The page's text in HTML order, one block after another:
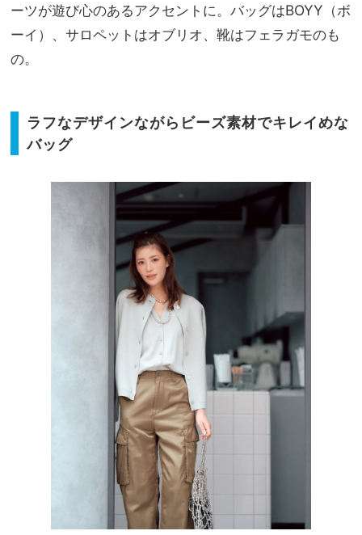
ーツが遊び心のあるアクセントに。バッグはBOYY（ボ
ーイ）、サロペットはオブリオ、靴はフェラガモのも
の。
ラフなデザインながらビーズ素材でキレイめな
バッグ